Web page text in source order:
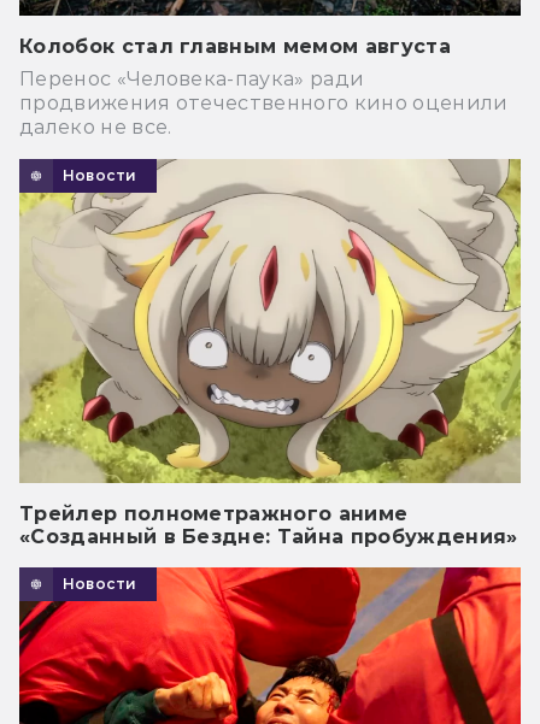
Колобок стал главным мемом августа
Перенос «Человека-паука» ради
продвижения отечественного кино оценили
далеко не все.
Новости
Трейлер полнометражного аниме
«Созданный в Бездне: Тайна пробуждения»
Новости